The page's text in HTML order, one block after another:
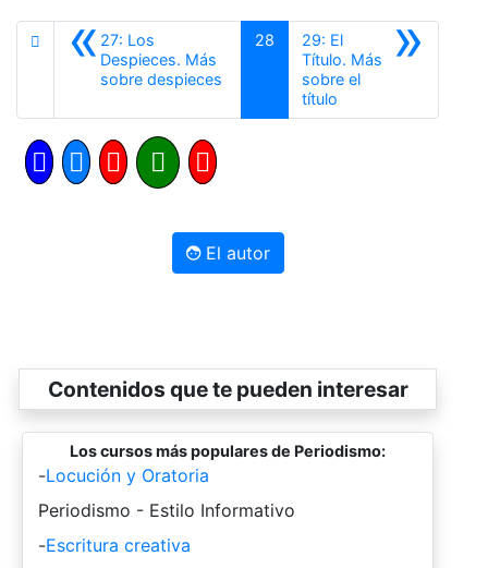
«27: Los
Despieces. Más
sobre despieces
28 »
29: El
Título. Más
sobre el
título
El autor
Contenidos que te pueden interesar
Los cursos más populares de Periodismo:
-Locución y Oratoria
-
Periodismo - Estilo Informativo
-Escritura creativa